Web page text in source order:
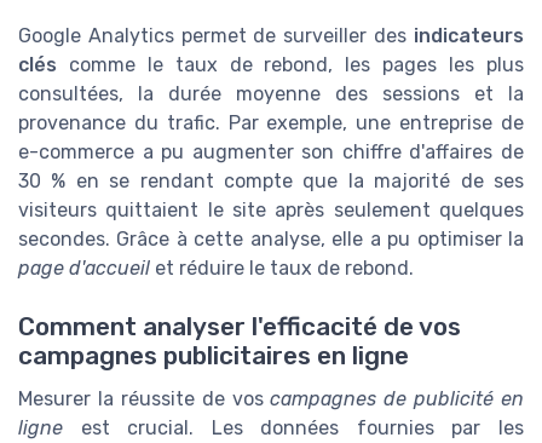
Google Analytics permet de surveiller des indicateurs
clés comme le taux de rebond, les pages les plus
consultées, la durée moyenne des sessions et la
provenance du trafic. Par exemple, une entreprise de
e-commerce a pu augmenter son chiffre d'affaires de
30 % en se rendant compte que la majorité de ses
visiteurs quittaient le site après seulement quelques
secondes. Grâce à cette analyse, elle a pu optimiser la
page d'accueil et réduire le taux de rebond.
Comment analyser l'efficacité de vos
campagnes publicitaires en ligne
Mesurer la réussite de voscampagnes de publicité en
ligne est crucial. Les données fournies par les